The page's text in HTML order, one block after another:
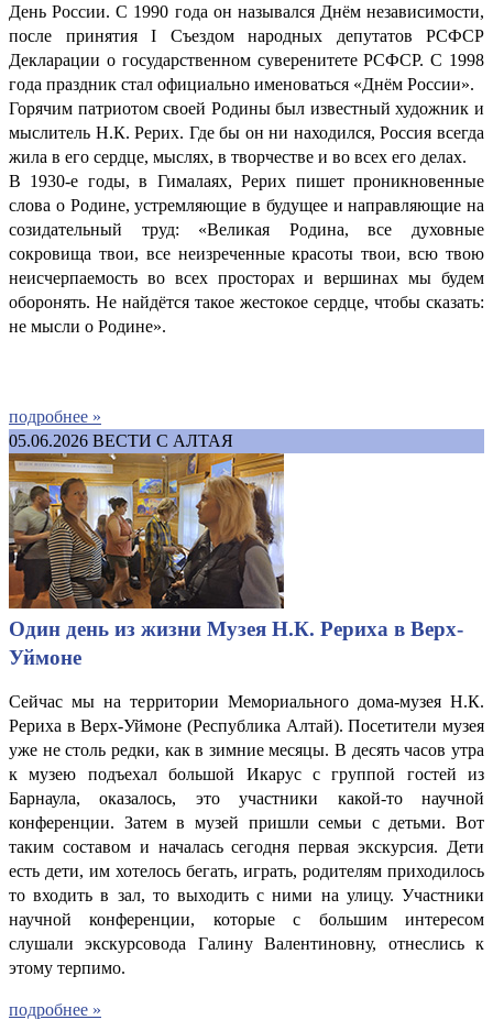
День России. С 1990 года он назывался Днём независимости,
после принятия I Съездом народных депутатов РСФСР
Декларации о государственном суверенитете РСФСР. С 1998
года праздник стал официально именоваться «Днём России».
Горячим патриотом своей Родины был известный художник и
мыслитель Н.К. Рерих. Где бы он ни находился, Россия всегда
жила в его сердце, мыслях, в творчестве и во всех его делах.
В 1930-е годы, в Гималаях, Рерих пишет проникновенные
слова о Родине, устремляющие в будущее и направляющие на
созидательный труд: «Великая Родина, все духовные
сокровища твои, все неизреченные красоты твои, всю твою
неисчерпаемость во всех просторах и вершинах мы будем
оборонять. Не найдётся такое жестокое сердце, чтобы сказать:
не мысли о Родине».
подробнее »
05.06.2026 ВЕСТИ С АЛТАЯ
Один день из жизни Музея Н.К. Рериха в Верх-
Уймоне
Сейчас мы на территории Мемориального дома-музея Н.К.
Рериха в Верх-Уймоне (Республика Алтай). Посетители музея
уже не столь редки, как в зимние месяцы. В десять часов утра
к музею подъехал большой Икарус с группой гостей из
Барнаула, оказалось, это участники какой-то научной
конференции. Затем в музей пришли семьи с детьми. Вот
таким составом и началась сегодня первая экскурсия. Дети
есть дети, им хотелось бегать, играть, родителям приходилось
то входить в зал, то выходить с ними на улицу. Участники
научной конференции, которые с большим интересом
слушали экскурсовода Галину Валентиновну, отнеслись к
этому терпимо.
подробнее »